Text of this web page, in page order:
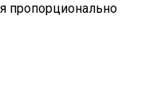
пропорционально